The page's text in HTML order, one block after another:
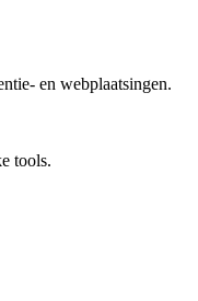
en webplaatsingen.
tools.